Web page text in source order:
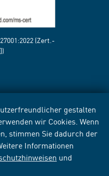
gestalten
wir Cookies. Wenn
stimmen Sie dadurch der
Informationen
und
(Zert.-